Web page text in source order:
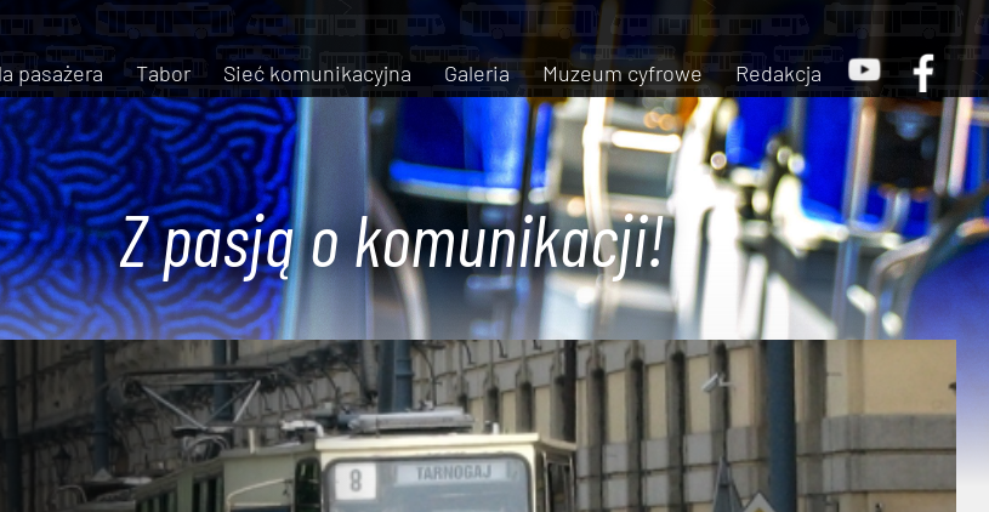
pasażera Tabor Sieć komunikacyjna Galeria Muzeum cyfrowe Redakcja
Z pasją o komunikacji!